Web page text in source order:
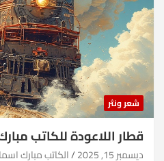
شعر ونثر
قطار اللاعودة للكاتب
ديسمبر 15, 2025 الكاتب مبارك